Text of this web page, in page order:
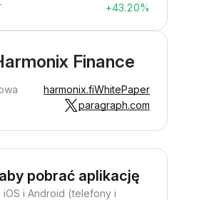
+43.20%
Finance
harmonix.fiWhitePaper
paragraph.com
pobrać aplikację
iOS i Android (telefony i